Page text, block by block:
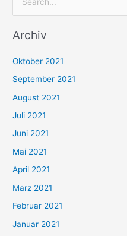
c
n
n
a
c
h
:
Archiv
Oktober 2021
September 2021
August 2021
Juli 2021
Juni 2021
Mai 2021
April 2021
März 2021
Februar 2021
Januar 2021